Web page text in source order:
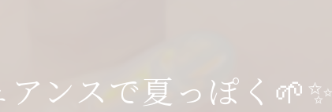
シンプル
ンスで夏っぽく🌱✨